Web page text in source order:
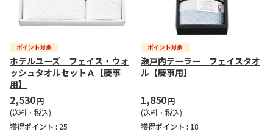
ホテルユーズ フェイス・ウォ
ッシュタオルセットＡ【慶事
用】
2,530円
(送料・税込)
獲得ポイント : 25
瀬戸内テーラー フェイスタオ
ル【慶事用】
1,850円
(送料・税込)
獲得ポイント : 18